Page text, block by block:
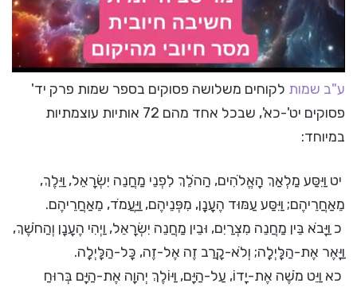
ע"ב שמות לקוחים משלושה פסוקים בספר שמות פרק יד'
פסוקים יט'-כא', שבכל אחד מהם 72 אותיות עוצמתיות
במיוחד:
יט וַיִּסַּע מַלְאַךְ הָאֱלֹהִים, הַהֹלֵךְ לִפְנֵי מַחֲנֵה יִשְׂרָאֵל, וַיֵּלֶךְ,
מֵאַחֲרֵיהֶם; וַיִּסַּע עַמּוּד הֶעָנָן, מִפְּנֵיהֶם, וַיַּעֲמֹד, מֵאַחֲרֵיהֶם.
כ וַיָּבֹא בֵּין מַחֲנֵה מִצְרַיִם, וּבֵין מַחֲנֵה יִשְׂרָאֵל, וַיְהִי הֶעָנָן וְהַחֹשֶׁךְ,
וַיָּאֶר אֶת-הַלָּיְלָה; וְלֹא-קָרַב זֶה אֶל-זֶה, כָּל-הַלָּיְלָה.
כא וַיֵּט מֹשֶׁה אֶת-יָדוֹ, עַל-הַיָּם, וַיּוֹלֶךְ יְהוָה אֶת-הַיָּם בְּרוּחַ